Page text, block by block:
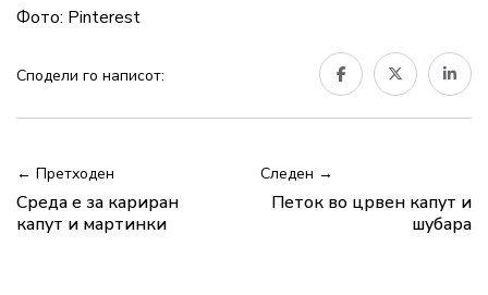
Фото: Pinterest
Сподели го написот:
← Претходен
Среда е за кариран
капут и мартинки
Следен →
Петок во црвен капут и
шубара